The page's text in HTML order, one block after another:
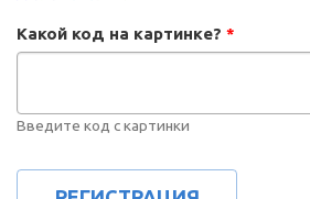
Какой код на картинке? *
Введите код с картинки